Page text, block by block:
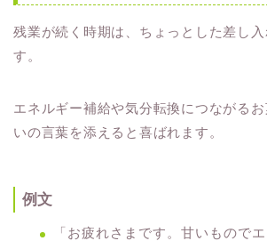
残業が続く時期は、ちょっとした差し
す。
エネルギー補給や気分転換につながる
いの言葉を添えると喜ばれます。
例文
「お疲れさまです。甘いもので